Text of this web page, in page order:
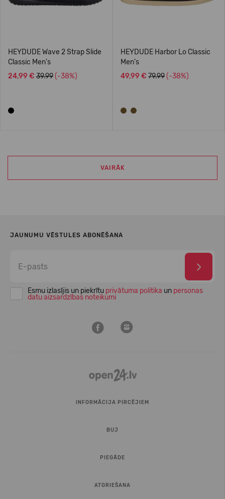
HEYDUDE Wave 2 Strap Slide
Classic Men's
24,99 € 39.99 (-38%)
HEYDUDE Harbor Lo Classic
Men's
49,99 € 79.99 (-38%)
VAIRĀK
JAUNUMU VĒSTULES ABONĒŠANA
Esmu izlasījis un piekrītu privātuma politika un personas
datu aizsardzības noteikumi
INFORMĀCIJA PIRCĒJIEM
BUJ
PIEGĀDE
ATGRIEŠANA